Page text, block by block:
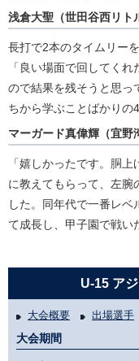
浅倉大聖（世田谷西リト
長打で2本のタイムリー
「良い場面で回してく
ので結果を残そうと思っ
ちから学ぶことばかりの
マーガード真偉輝（宜野
「嬉しかったです。胴
に教えてもらって、左腕
した。同年代で一番レ
て成長し、甲子園で戦い
U-15 ア
大会概要 出場選手
大会期間